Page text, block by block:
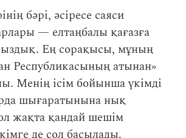
бәрі, әсіресе саяси
— елтаңбалы қағазға
Ең сорақысы, мұның
Республикасының атынан»
Менің ісім бойынша үкімді
шығаратынына нық
жақта қандай шешім